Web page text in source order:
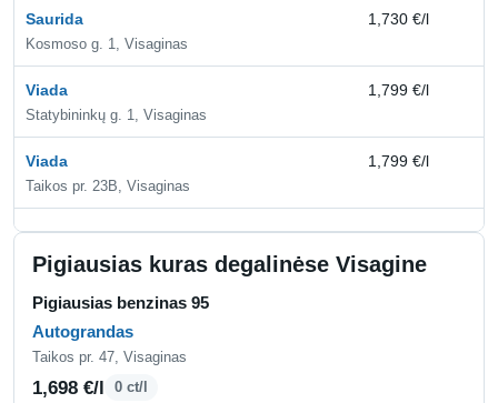
Saurida
Kosmoso g. 1, Visaginas
1,730 €/l
Viada
Statybininkų g. 1, Visaginas
1,799 €/l
Viada
Taikos pr. 23B, Visaginas
1,799 €/l
Pigiausias kuras degalinėse Visagine
Pigiausias benzinas 95
Autograndas
Taikos pr. 47, Visaginas
1,698 €/l 0 ct/l